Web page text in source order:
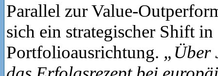
Parallel zur Value-
sich ein strategischer Shift in
Portfolioausrichtung. „Über